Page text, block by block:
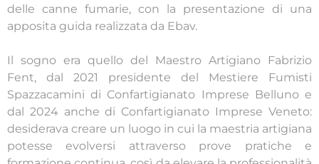
delle canne fumarie, con la presentazione di una
apposita guida realizzata da Ebav.
Il sogno era quello del Maestro Artigiano Fabrizio
Fent, dal 2021 presidente del Mestiere Fumisti
Spazzacamini di Confartigianato Imprese Belluno e
dal 2024 anche di Confartigianato Imprese Veneto:
desiderava creare un luogo in cui la maestria artigiana
potesse evolversi attraverso prove pratiche e